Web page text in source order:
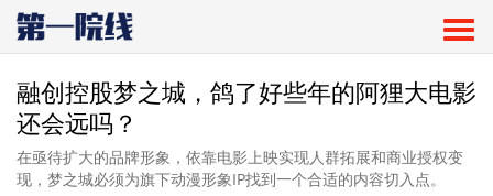
融创控股梦之城，鸽了好些年的阿狸大电影
还会远吗？
在亟待扩大的品牌形象，依靠电影上映实现人群拓展和商业授权变
现，梦之城必须为旗下动漫形象IP找到一个合适的内容切入点。